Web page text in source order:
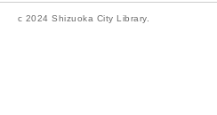
c 2024 Shizuoka City Library.